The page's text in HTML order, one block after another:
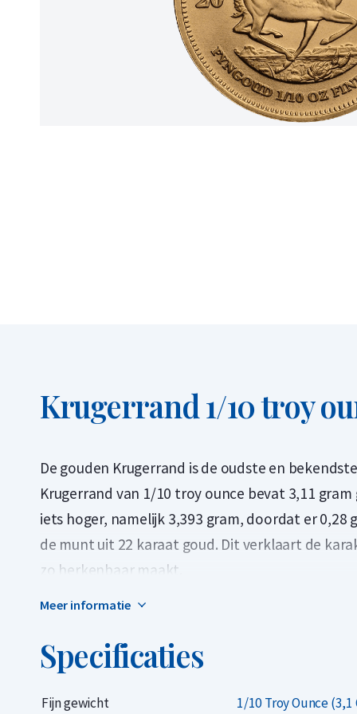
Krugerrand 1/10 troy
De gouden Krugerrand is de oudste en
Krugerrand van 1/10 troy ounce bevat 3,11
iets hoger, namelijk 3,393 gram, doordat er
de munt uit 22 karaat goud. Dit verklaart de
zo herkenbaar maakt.
Omdat de Krugerrand exact 1/10 troy ounce
waarderen de Krugerrand juist vanwege de
Meer informatie
Specificaties
Fijn gewicht
1/10 Troy Ounce (3,1